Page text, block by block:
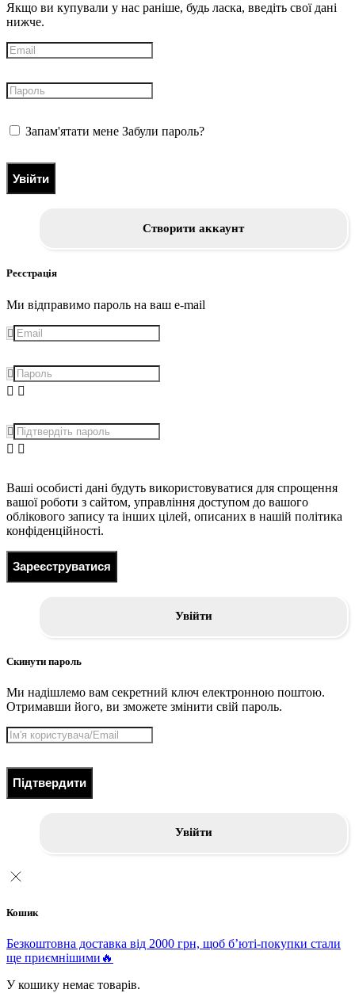
Якщо ви купували у нас раніше, будь ласка, введіть свої дані
нижче.
Запам'ятати мене Забули пароль?
Увійти
Створити аккаунт
Реєстрація
Ми відправимо пароль на ваш e-mail
Ваші особисті дані будуть використовуватися для спрощення
вашої роботи з сайтом, управління доступом до вашого
облікового запису та інших цілей, описаних в нашій політика
конфіденційності.
Зареєструватися
Увійти
Скинути пароль
Ми надішлемо вам секретний ключ електронною поштою.
Отримавши його, ви зможете змінити свій пароль.
Підтвердити
Увійти
Кошик
Безкоштовна доставка від 2000 грн, щоб б’юті-покупки стали
ще приємнішими🔥
У кошику немає товарів.